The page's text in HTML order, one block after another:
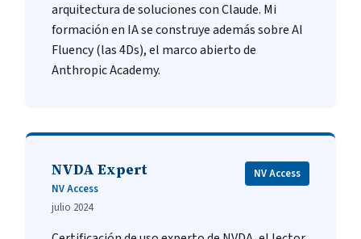
arquitectura de soluciones con Claude. Mi
formación en IA se construye además sobre AI
Fluency (las 4Ds), el marco abierto de
Anthropic Academy.
NVDA Expert
NV Access
julio 2024
NV Access